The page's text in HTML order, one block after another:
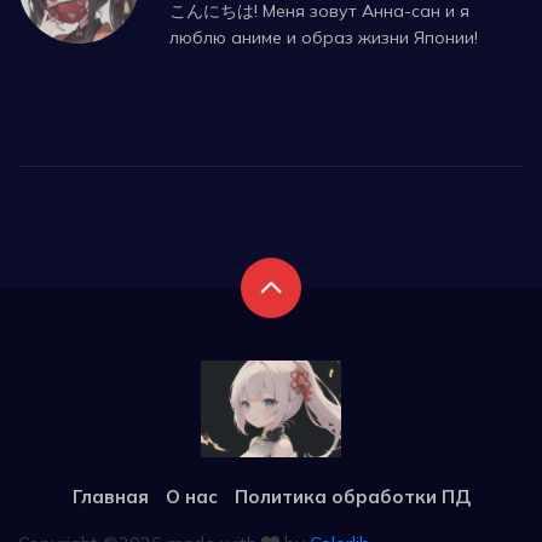
こんにちは! Меня зовут Анна-сан и я
люблю аниме и образ жизни Японии!
Главная О нас Политика обработки ПД